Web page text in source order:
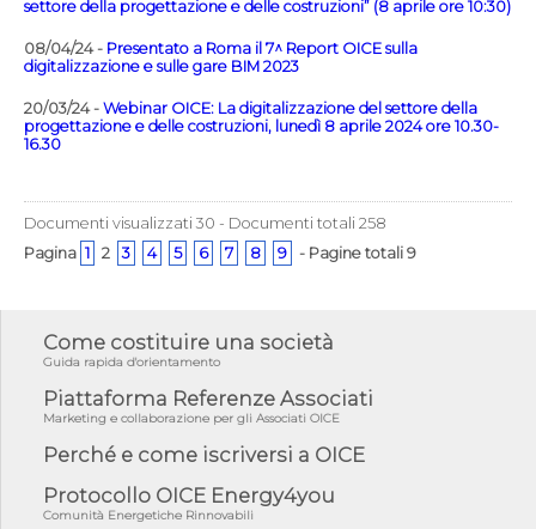
settore della progettazione e delle costruzioni” (8 aprile ore 10:30)
08/04/24 - Presentato a Roma il 7^ Report OICE sulla
digitalizzazione e sulle gare BIM 2023
20/03/24 - Webinar OICE: La digitalizzazione del settore della
progettazione e delle costruzioni, lunedì 8 aprile 2024 ore 10.30-
16.30
Documenti visualizzati 30 - Documenti totali 258
Pagina 1 2 3 4 5 6 7 8 9 - Pagine totali 9
Come costituire una società
Guida rapida d'orientamento
Piattaforma Referenze Associati
Marketing e collaborazione per gli Associati OICE
Perché e come iscriversi a OICE
Protocollo OICE Energy4you
Comunità Energetiche Rinnovabili